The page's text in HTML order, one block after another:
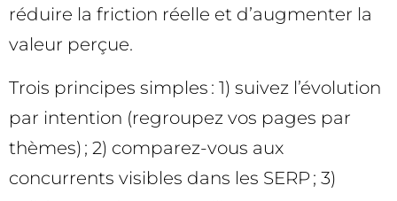
réduire la friction réelle et d’augmenter la
valeur perçue.
Trois principes simples : 1) suivez l’évolution
par intention (regroupez vos pages par
thèmes) ; 2) comparez-vous aux
concurrents visibles dans les SERP ; 3)